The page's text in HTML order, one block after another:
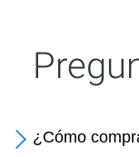
¿Cómo